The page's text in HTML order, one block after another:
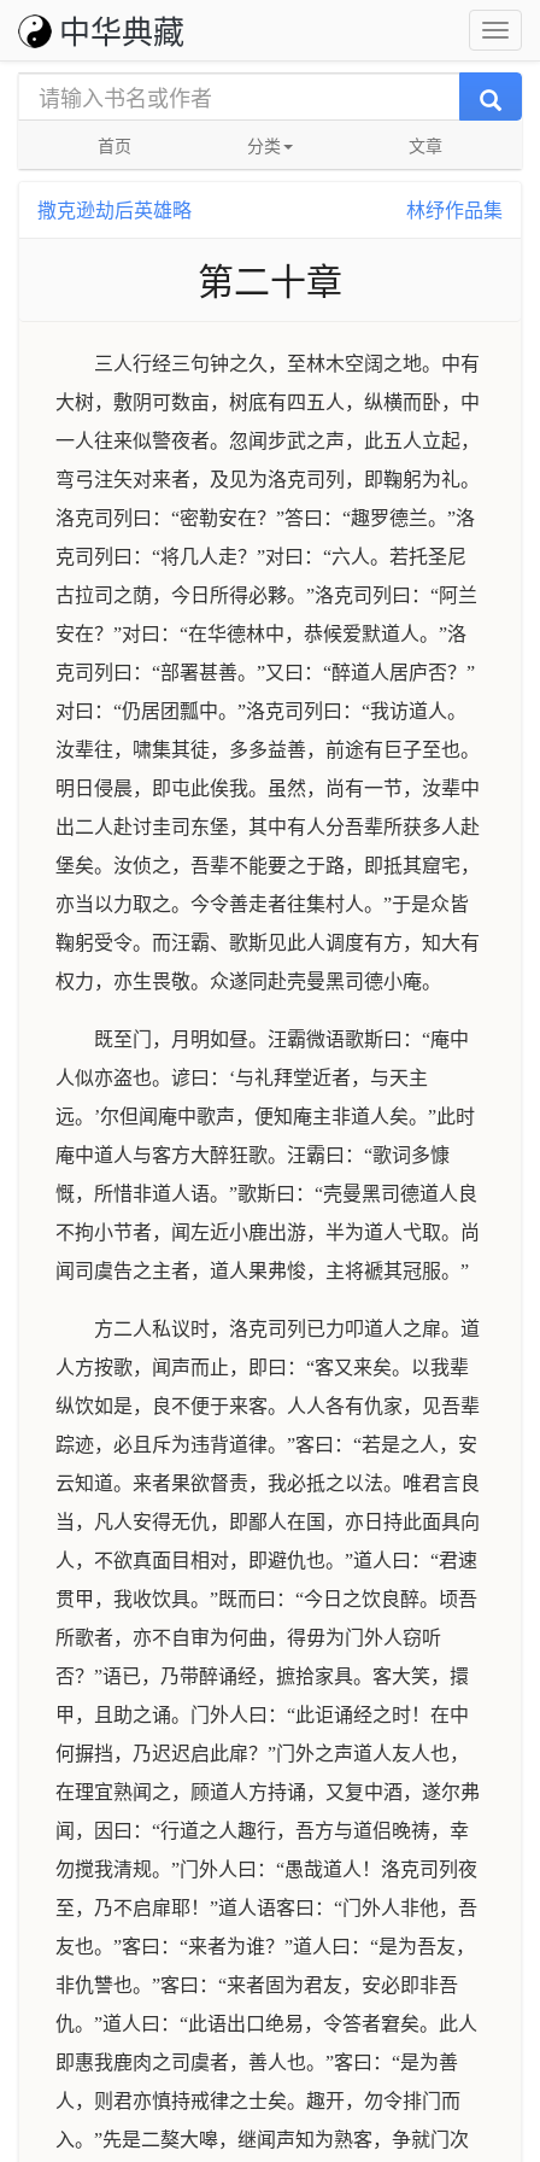
中华典藏
首页 分类 文章
撒克逊劫后英雄略 林纾作品集
第二十章
三人行经三句钟之久，至林木空阔之地。中有
大树，敷阴可数亩，树底有四五人，纵横而卧，中
一人往来似警夜者。忽闻步武之声，此五人立起，
弯弓注矢对来者，及见为洛克司列，即鞠躬为礼。
洛克司列曰：“密勒安在？”答曰：“趣罗德兰。”洛
克司列曰：“将几人走？”对曰：“六人。若托圣尼
古拉司之荫，今日所得必夥。”洛克司列曰：“阿兰
安在？”对曰：“在华德林中，恭候爱默道人。”洛
克司列曰：“部署甚善。”又曰：“醉道人居庐否？”
对曰：“仍居团瓢中。”洛克司列曰：“我访道人。
汝辈往，啸集其徒，多多益善，前途有巨子至也。
明日侵晨，即屯此俟我。虽然，尚有一节，汝辈中
出二人赴讨圭司东堡，其中有人分吾辈所获多人赴
堡矣。汝侦之，吾辈不能要之于路，即抵其窟宅，
亦当以力取之。今令善走者往集村人。”于是众皆
鞠躬受令。而汪霸、歌斯见此人调度有方，知大有
权力，亦生畏敬。众遂同赴壳曼黑司德小庵。
既至门，月明如昼。汪霸微语歌斯曰：“庵中
人似亦盗也。谚曰：‘与礼拜堂近者，与天主
远。’尔但闻庵中歌声，便知庵主非道人矣。”此时
庵中道人与客方大醉狂歌。汪霸曰：“歌词多慷
慨，所惜非道人语。”歌斯曰：“壳曼黑司德道人良
不拘小节者，闻左近小鹿出游，半为道人弋取。尚
闻司虞告之主者，道人果弗悛，主将褫其冠服。”
方二人私议时，洛克司列已力叩道人之扉。道
人方按歌，闻声而止，即曰：“客又来矣。以我辈
纵饮如是，良不便于来客。人人各有仇家，见吾辈
踪迹，必且斥为违背道律。”客曰：“若是之人，安
云知道。来者果欲督责，我必抵之以法。唯君言良
当，凡人安得无仇，即鄙人在国，亦日持此面具向
人，不欲真面目相对，即避仇也。”道人曰：“君速
贯甲，我收饮具。”既而曰：“今日之饮良醉。顷吾
所歌者，亦不自审为何曲，得毋为门外人窃听
否？”语已，乃带醉诵经，摭拾家具。客大笑，擐
甲，且助之诵。门外人曰：“此讵诵经之时！在中
何摒挡，乃迟迟启此扉？”门外之声道人友人也，
在理宜熟闻之，顾道人方持诵，又复中酒，遂尔弗
闻，因曰：“行道之人趣行，吾方与道侣晚祷，幸
勿搅我清规。”门外人曰：“愚哉道人！洛克司列夜
至，乃不启扉耶！”道人语客曰：“门外人非他，吾
友也。”客曰：“来者为谁？”道人曰：“是为吾友，
非仇讐也。”客曰：“来者固为君友，安必即非吾
仇。”道人曰：“此语出口绝易，令答者窘矣。此人
即惠我鹿肉之司虞者，善人也。”客曰：“是为善
人，则君亦慎持戒律之士矣。趣开，勿令排门而
入。”先是二獒大嗥，继闻声知为熟客，争就门次